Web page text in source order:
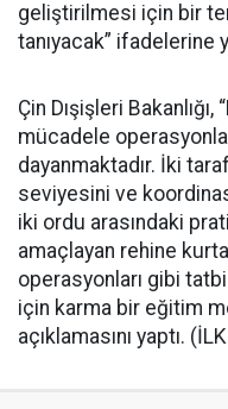
geliştirilmesi için bir
tanıyacak” ifadelerine
Çin Dışişleri
mücadele
dayanmaktadır. İki
seviyesini ve
iki ordu arasındaki
amaçlayan rehine
operasyonları gibi
için karma bir eğitim
açıklamasını yaptı.